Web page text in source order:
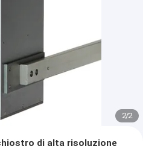
2/2
di alta risoluzione